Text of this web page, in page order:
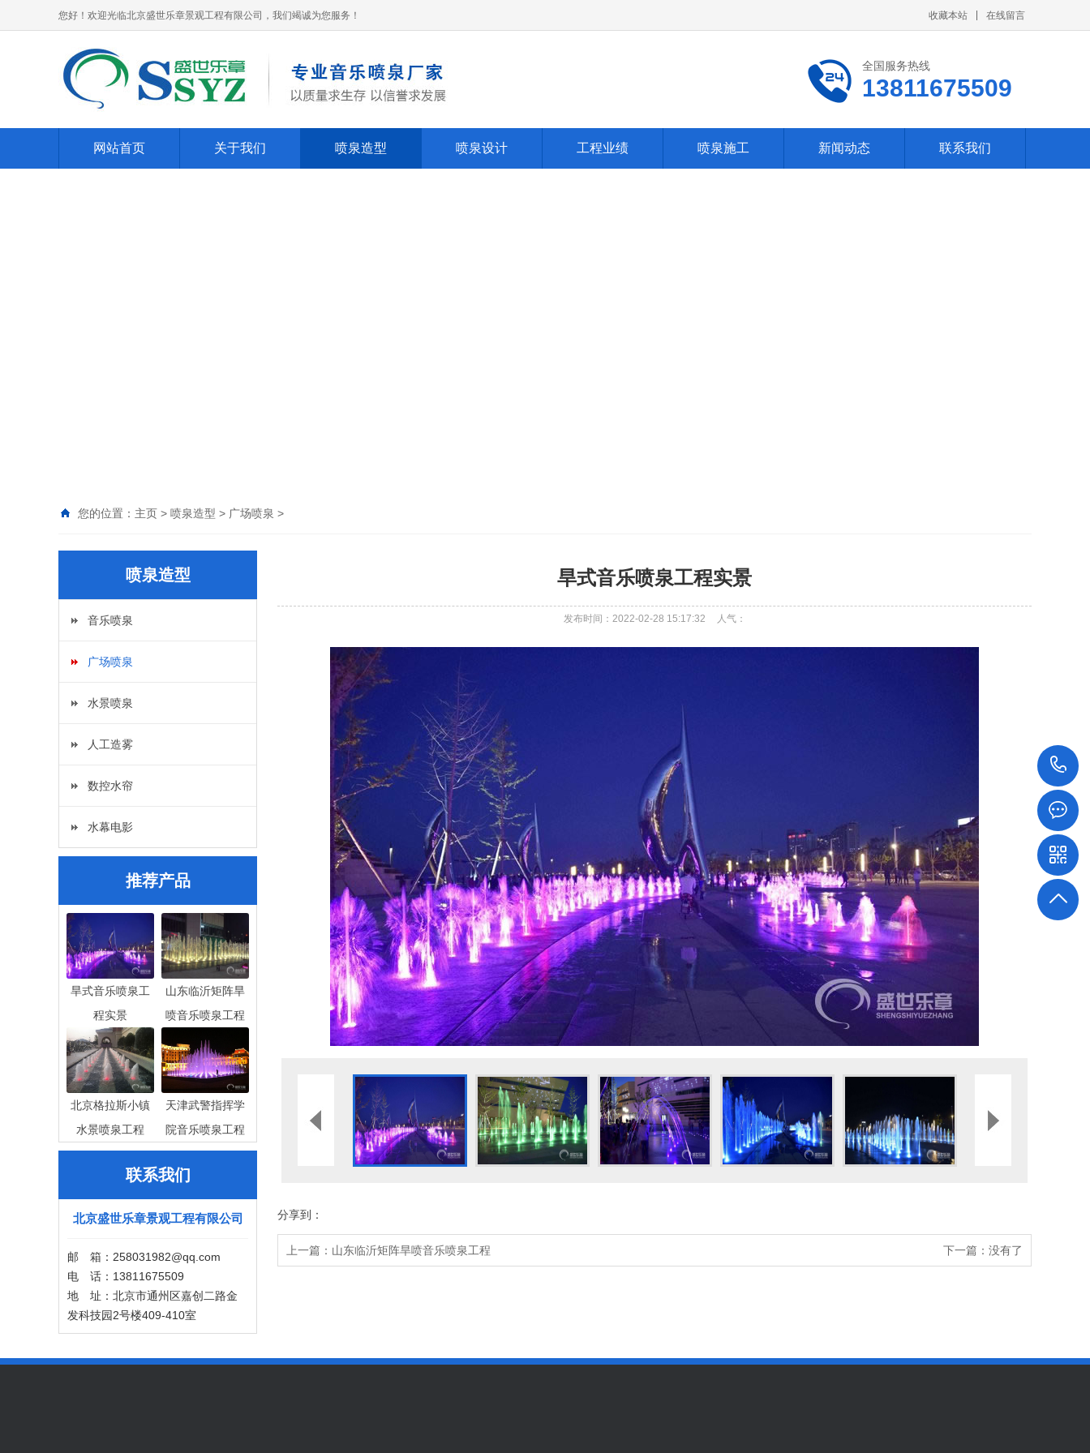
您好！欢迎光临北京盛世乐章景观工程有限公司，我们竭诚为您服务！ 收藏本站 在线留言
全国服务热线
13811675509
网站首页 关于我们 喷泉造型 喷泉设计 工程业绩 喷泉施工 新闻动态 联系我们
您的位置： 主页 > 喷泉造型 > 广场喷泉 >
喷泉造型
音乐喷泉
广场喷泉
水景喷泉
人工造雾
数控水帘
水幕电影
推荐产品
旱式音乐喷泉工
程实景
山东临沂矩阵旱
喷音乐喷泉工程
北京格拉斯小镇
水景喷泉工程
天津武警指挥学
院音乐喷泉工程
联系我们
北京盛世乐章景观工程有限公司
邮 箱：258031982@qq.com
电 话：13811675509
地 址：北京市通州区嘉创二路金
发科技园2号楼409-410室
旱式音乐喷泉工程实景
发布时间：2022-02-28 15:17:32 人气：
分享到：
上一篇： 山东临沂矩阵旱喷音乐喷泉工程 下一篇：没有了